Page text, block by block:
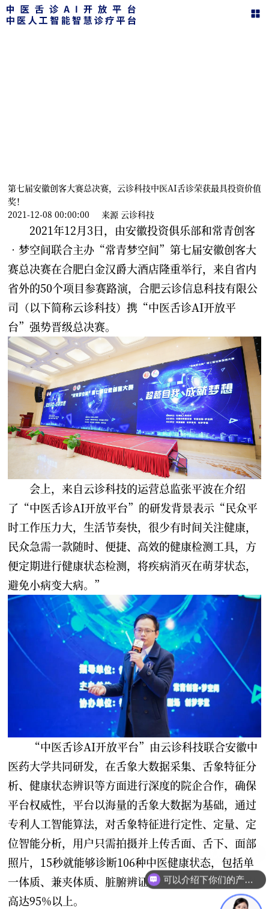
第七届安徽创客大赛总决赛，云诊科技中医AI舌诊荣获最具投资价值
奖！
2021-12-08 00:00:00
来源 云诊科技
2021年12月3日，由安徽投资俱乐部和常青创客
•梦空间联合主办“常青梦空间”第七届安徽创客大
赛总决赛在合肥白金汉爵大酒店隆重举行，来自省内
省外的50个项目参赛路演，合肥云诊信息科技有限公
司（以下简称云诊科技）携“中医舌诊AI开放平
台”强势晋级总决赛。
会上，来自云诊科技的运营总监张平波在介绍
了“中医舌诊AI开放平台”的研发背景表示“民众平
时工作压力大，生活节奏快，很少有时间关注健康，
民众急需一款随时、便捷、高效的健康检测工具，方
便定期进行健康状态检测，将疾病消灭在萌芽状态，
避免小病变大病。”
“中医舌诊AI开放平台”由云诊科技联合安徽中
医药大学共同研发，在舌象大数据采集、舌象特征分
析、健康状态辨识等方面进行深度的院企合作，确保
平台权威性，平台以海量的舌象大数据为基础，通过
专利人工智能算法，对舌象特征进行定性、定量、定
位智能分析，用户只需拍摄并上传舌面、舌下、面部
照片，15秒就能够诊断106种中医健康状态，包括单
一体质、兼夹体质、脏腑辨证三类业务层级，准确率
高达95%以上。
可以介绍下你们的产品么？